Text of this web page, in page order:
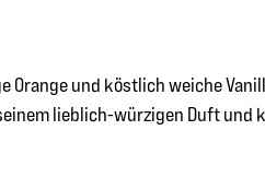
und köstlich weiche
lieblich-würzigen Duft